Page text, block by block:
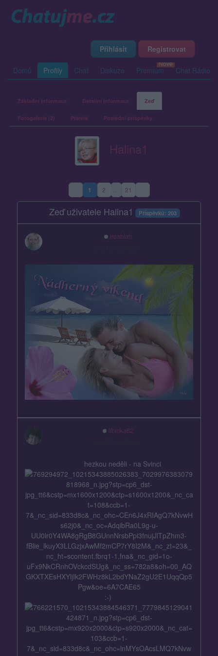
Přihlásit Registrovat
Domů Profily Chat Diskuze Premium Chat Rádio
Základní informace Detailní informace Zeď
Fotogalerie (2) Přátelé Poslední příspěvky
Halina1
1(aktuální strana)
2 21
Zeď uživatele Halina1 Příspěvků: 203
ircablah
libinka62
hezkou neděli - na Svinci
:-)